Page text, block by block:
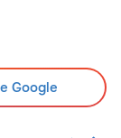
Google